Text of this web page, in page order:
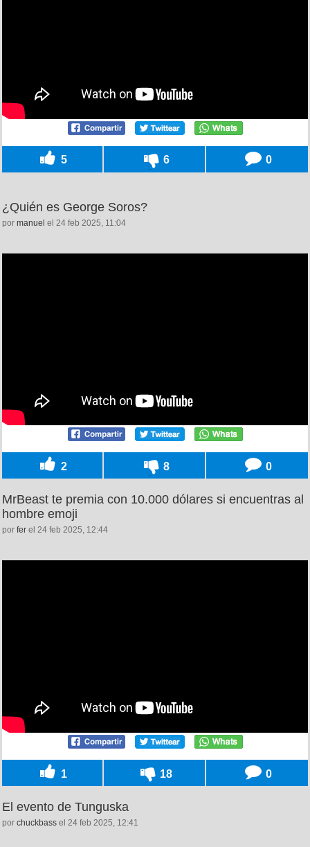
5 6 0
¿Quién es George Soros?
por manuel el 24 feb 2025, 11:04
2 8 0
MrBeast te premia con 10.000 dólares si encuentras al
hombre emoji
por fer el 24 feb 2025, 12:44
1 18 0
El evento de Tunguska
por chuckbass el 24 feb 2025, 12:41